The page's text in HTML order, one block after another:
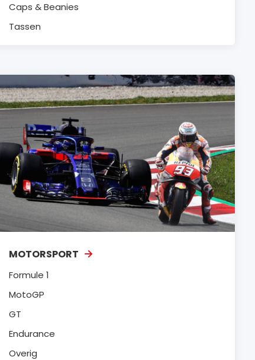
Caps & Beanies
Tassen
MOTORSPORT
Formule 1
MotoGP
GT
Endurance
Overig